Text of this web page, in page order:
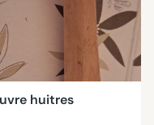
huitres